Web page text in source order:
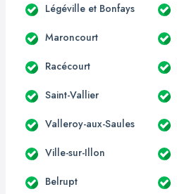
Légéville et Bonfays
Maroncourt
Racécourt
Saint-Vallier
Valleroy-aux-Saules
Ville-sur-Illon
Belrupt